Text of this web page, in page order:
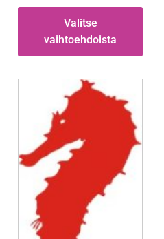
Valitse
vaihtoehdoista